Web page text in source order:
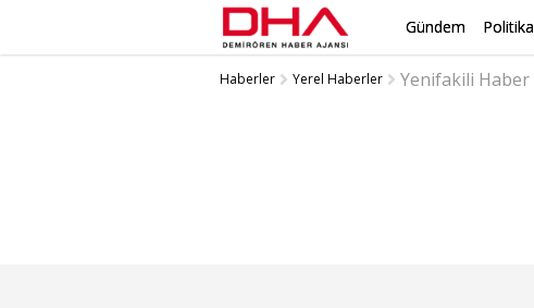
Gündem Politika
Haberler Yerel Haberler Yenifakili Haber